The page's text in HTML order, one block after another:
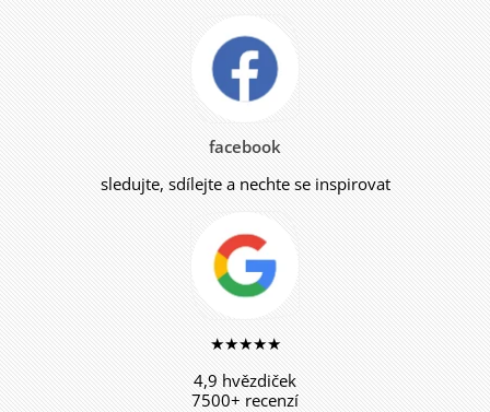
facebook
sledujte, sdílejte a nechte se inspirovat
★★★★★
4,9 hvězdiček
7500+ recenzí